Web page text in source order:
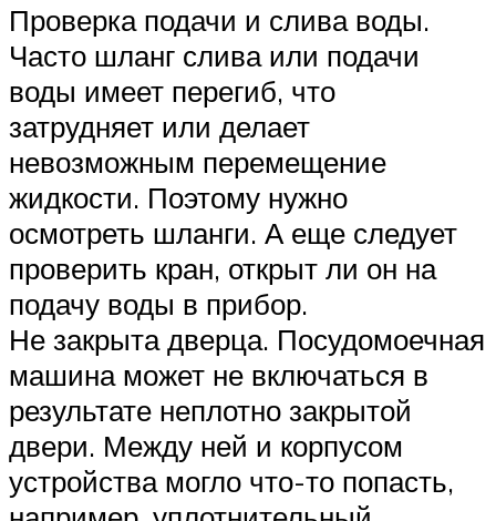
Проверка подачи и слива воды.
Часто шланг слива или подачи
воды имеет перегиб, что
затрудняет или делает
невозможным перемещение
жидкости. Поэтому нужно
осмотреть шланги. А еще следует
проверить кран, открыт ли он на
подачу воды в прибор.
Не закрыта дверца. Посудомоечная
машина может не включаться в
результате неплотно закрытой
двери. Между ней и корпусом
устройства могло что-то попасть,